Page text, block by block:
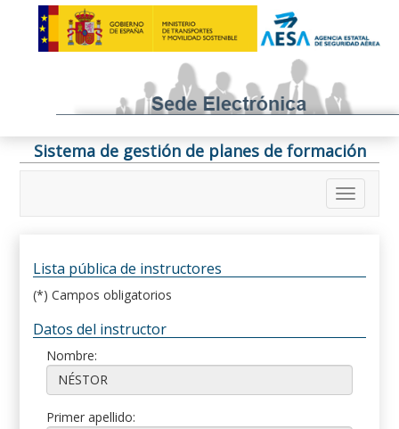
Sistema de gestión de planes de formación
Lista pública de instructores
(*) Campos obligatorios
Datos del instructor
Nombre:
Primer apellido: